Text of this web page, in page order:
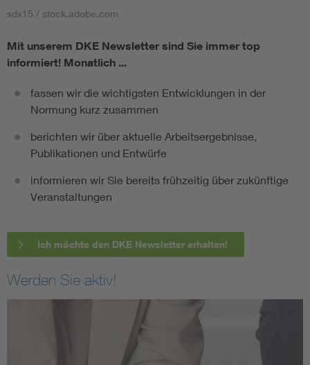
sdx15 / stock.adobe.com
Mit unserem DKE Newsletter sind Sie immer top
informiert! Monatlich ...
fassen wir die wichtigsten Entwicklungen in der
Normung kurz zusammen
berichten wir über aktuelle Arbeitsergebnisse,
Publikationen und Entwürfe
informieren wir Sie bereits frühzeitig über zukünftige
Veranstaltungen
Ich möchte den DKE Newsletter erhalten!
Werden Sie aktiv!